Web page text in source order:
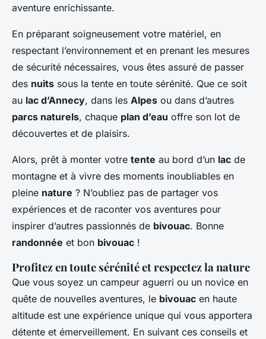
aventure enrichissante.
En préparant soigneusement votre matériel, en
respectant l’environnement et en prenant les mesures
de sécurité nécessaires, vous êtes assuré de passer
des nuits sous la tente en toute sérénité. Que ce soit
au lac d’Annecy, dans les Alpes ou dans d’autres
parcs naturels, chaque plan d’eau offre son lot de
découvertes et de plaisirs.
Alors, prêt à monter votre tente au bord d’un lac de
montagne et à vivre des moments inoubliables en
pleine nature ? N’oubliez pas de partager vos
expériences et de raconter vos aventures pour
inspirer d’autres passionnés de bivouac. Bonne
randonnée et bon bivouac !
Profitez en toute sérénité et respectez la nature
Que vous soyez un campeur aguerri ou un novice en
quête de nouvelles aventures, le bivouac en haute
altitude est une expérience unique qui vous apportera
détente et émerveillement. En suivant ces conseils et